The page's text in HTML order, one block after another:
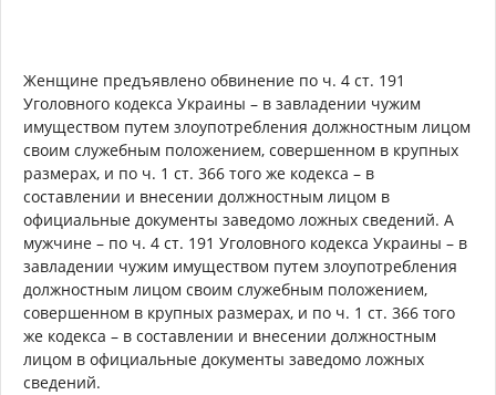
Женщине предъявлено обвинение по ч. 4 ст. 191
Уголовного кодекса Украины – в завладении чужим
имуществом путем злоупотребления должностным лицом
своим служебным положением, совершенном в крупных
размерах, и по ч. 1 ст. 366 того же кодекса – в
составлении и внесении должностным лицом в
официальные документы заведомо ложных сведений. А
мужчине – по ч. 4 ст. 191 Уголовного кодекса Украины – в
завладении чужим имуществом путем злоупотребления
должностным лицом своим служебным положением,
совершенном в крупных размерах, и по ч. 1 ст. 366 того
же кодекса – в составлении и внесении должностным
лицом в официальные документы заведомо ложных
сведений.